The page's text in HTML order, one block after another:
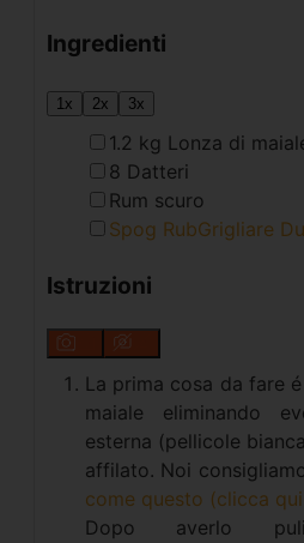
Ingredienti
1x 2x 3x
1.2 kg Lonza di
8 Datteri
Rum scuro
Spog RubGrigliare
Istruzioni
La prima cosa da fare
maiale eliminando
esterna (pellicole
affilato. Noi
come questo (clicca
Dopo averlo